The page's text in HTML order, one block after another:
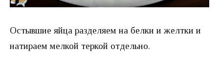
Остывшие яйца разделяем на белки и желтки и
натираем мелкой теркой отдельно.